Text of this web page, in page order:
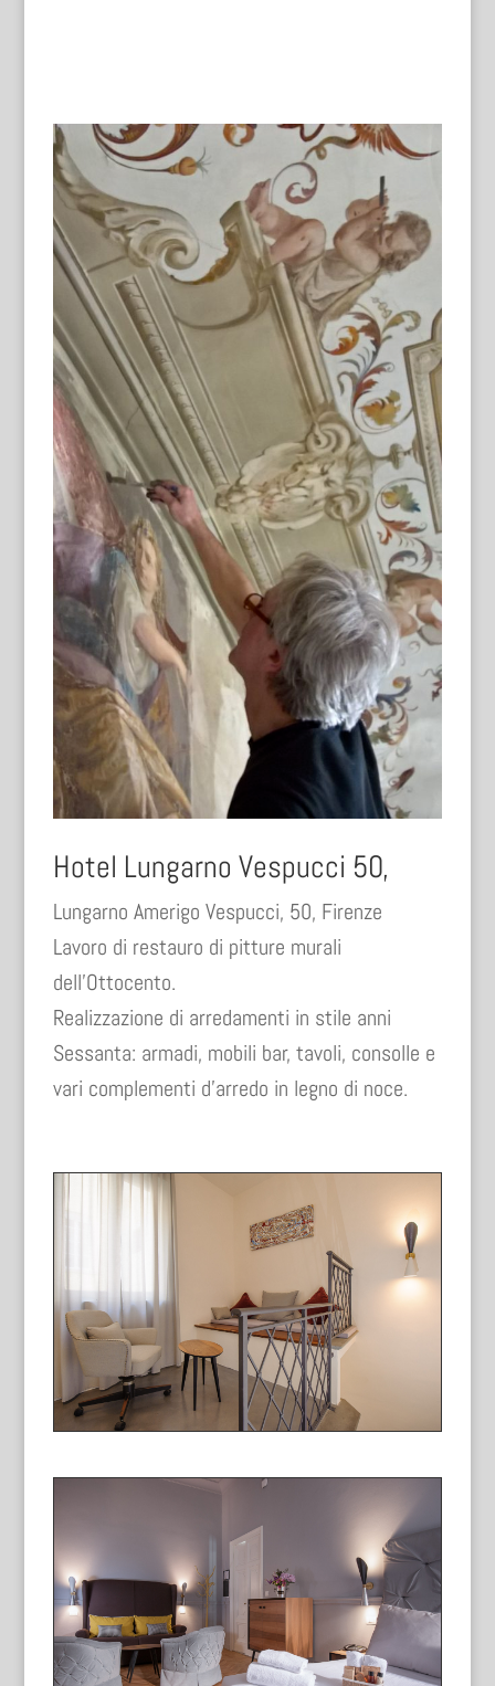
Hotel Lungarno Vespucci 50,
Lungarno Amerigo Vespucci, 50, Firenze
Lavoro di restauro di pitture murali
dell’Ottocento.
Realizzazione di arredamenti in stile anni
Sessanta: armadi, mobili bar, tavoli, consolle e
vari complementi d’arredo in legno di noce.